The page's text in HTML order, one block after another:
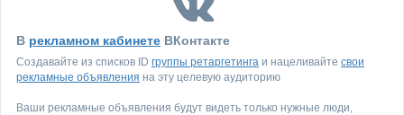
В рекламном кабинете ВКонтакте
Создавайте из списков ID группы ретаргетинга и нацеливайте свои
рекламные объявления на эту целевую аудиторию
Ваши рекламные объявления будут видеть только нужные люди,